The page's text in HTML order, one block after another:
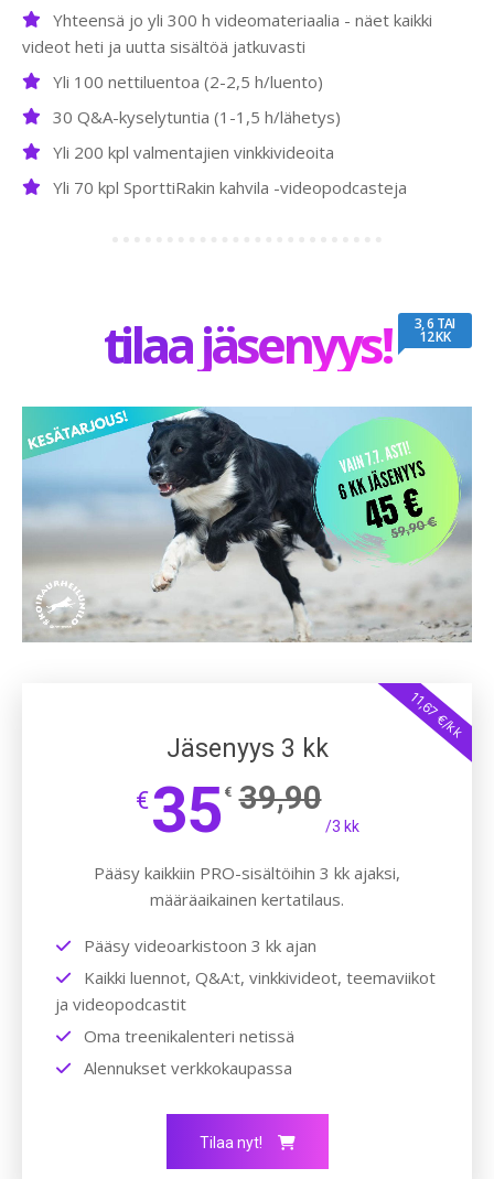
Yhteensä jo yli 300 h videomateriaalia - näet kaikki
videot heti ja uutta sisältöä jatkuvasti
Yli 100 nettiluentoa (2-2,5 h/luento)
30 Q&A-kyselytuntia (1-1,5 h/lähetys)
Yli 200 kpl valmentajien vinkkivideoita
Yli 70 kpl SporttiRakin kahvila -videopodcasteja
tilaa jäsenyys! 3, 6 TAI
12 KK
11,67 €/kk
Jäsenyys 3 kk
€35 € 39,90
/3 kk
Pääsy kaikkiin PRO-sisältöihin 3 kk ajaksi,
määräaikainen kertatilaus.
Pääsy videoarkistoon 3 kk ajan
Kaikki luennot, Q&A:t, vinkkivideot, teemaviikot
ja videopodcastit
Oma treenikalenteri netissä
Alennukset verkkokaupassa
Tilaa nyt!